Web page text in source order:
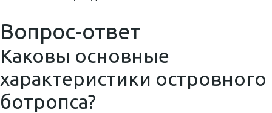
Вопрос-ответ
Каковы основные
характеристики островного
ботропса?